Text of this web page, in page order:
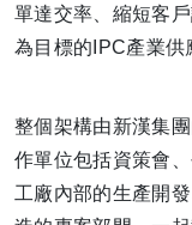
單達交率、縮短客
為目標的IPC產業供
整個架構由新漢集
作單位包括資策會
工廠內部的生產開